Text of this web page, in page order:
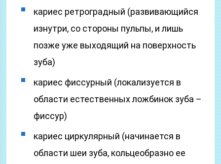
кариес ретроградный (развивающийся
изнутри, со стороны пульпы, и лишь
позже уже выходящий на поверхность
зуба)
кариес фиссурный (локализуется в
области естественных ложбинок зуба –
фиссур)
кариес циркулярный (начинается в
области шеи зуба, кольцеобразно ее